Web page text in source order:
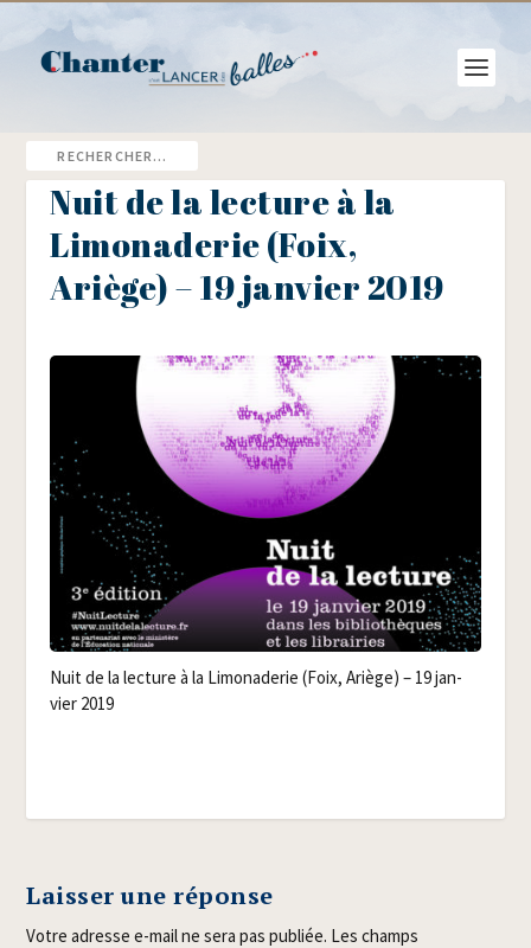
Nuit de la lecture à la
Limonaderie (Foix,
Ariège) – 19 janvier 2019
Nuit de la lec­ture à la Limo­na­de­rie (Foix, Ariège) – 19 jan­
vier 2019
Laisser une réponse
Votre adresse e-mail ne sera pas publiée. Les champs